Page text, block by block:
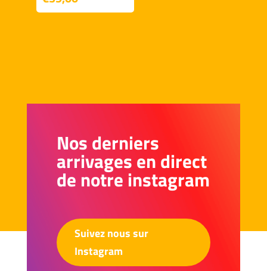
de
Nos derniers
arrivages en direct
de notre instagram
Suivez nous sur
Instagram